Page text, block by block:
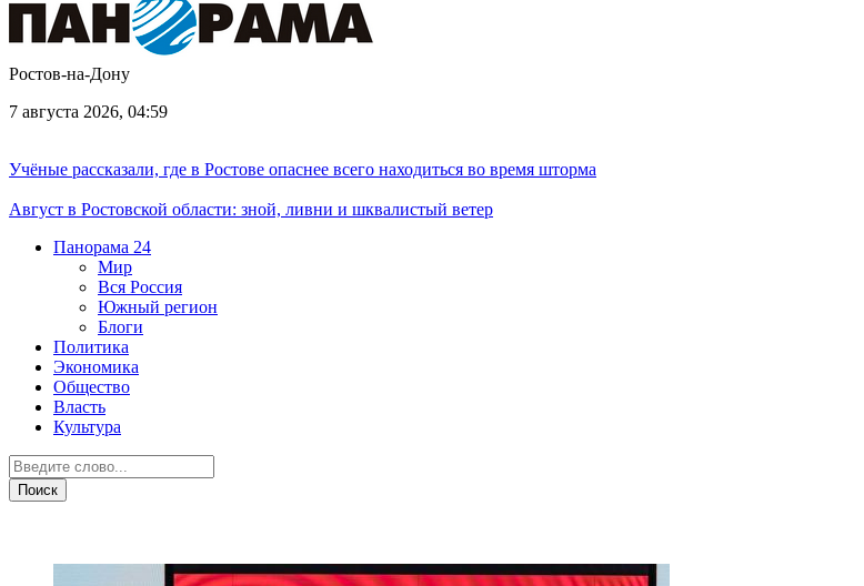
Ростов-на-Дону
7 августа 2026, 04:59
Учёные рассказали, где в Ростове опаснее всего находиться во время шторма
Август в Ростовской области: зной, ливни и шквалистый ветер
Панорама 24
Мир
Вся Россия
Южный регион
Блоги
Политика
Экономика
Общество
Власть
Культура